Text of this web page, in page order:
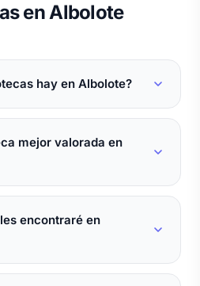
en Albolote
hay en Albolote?
mejor valorada en
encontraré en